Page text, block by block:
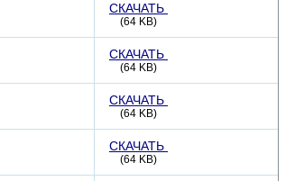
СКАЧАТЬ
(64 KB)
СКАЧАТЬ
(64 KB)
СКАЧАТЬ
(64 KB)
СКАЧАТЬ
(64 KB)